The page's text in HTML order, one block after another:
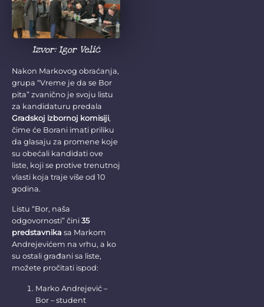
Izvor: Igor Velić
Nakon Markovog obraćanja,
grupa “Vreme je da se Bor
pita” zvanično je svoju listu
za kandidaturu predala
Gradskoj izbornoj komisiji,
čime će Borani imati priliku
da glasaju za promene koje
su obećali kandidati ove
liste, koji se protive trenutnoj
vlasti koja traje više od 10
godina.
Listu “Bor, naša
odgovornosti” čini 35
predstavnika sa Markom
Andrejevićem na vrhu, a ko
su ostali građani sa liste,
možete pročitati ispod:
Marko Andrejević –
Bor – student